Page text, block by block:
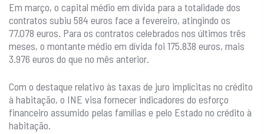
Em março, o capital médio em dívida para a totalidade dos
contratos subiu 584 euros face a fevereiro, atingindo os
77.078 euros. Para os contratos celebrados nos últimos três
meses, o montante médio em dívida foi 175.838 euros, mais
3.976 euros do que no mês anterior.
Com o destaque relativo às taxas de juro implícitas no crédito
à habitação, o INE visa fornecer indicadores do esforço
financeiro assumido pelas famílias e pelo Estado no crédito à
habitação.